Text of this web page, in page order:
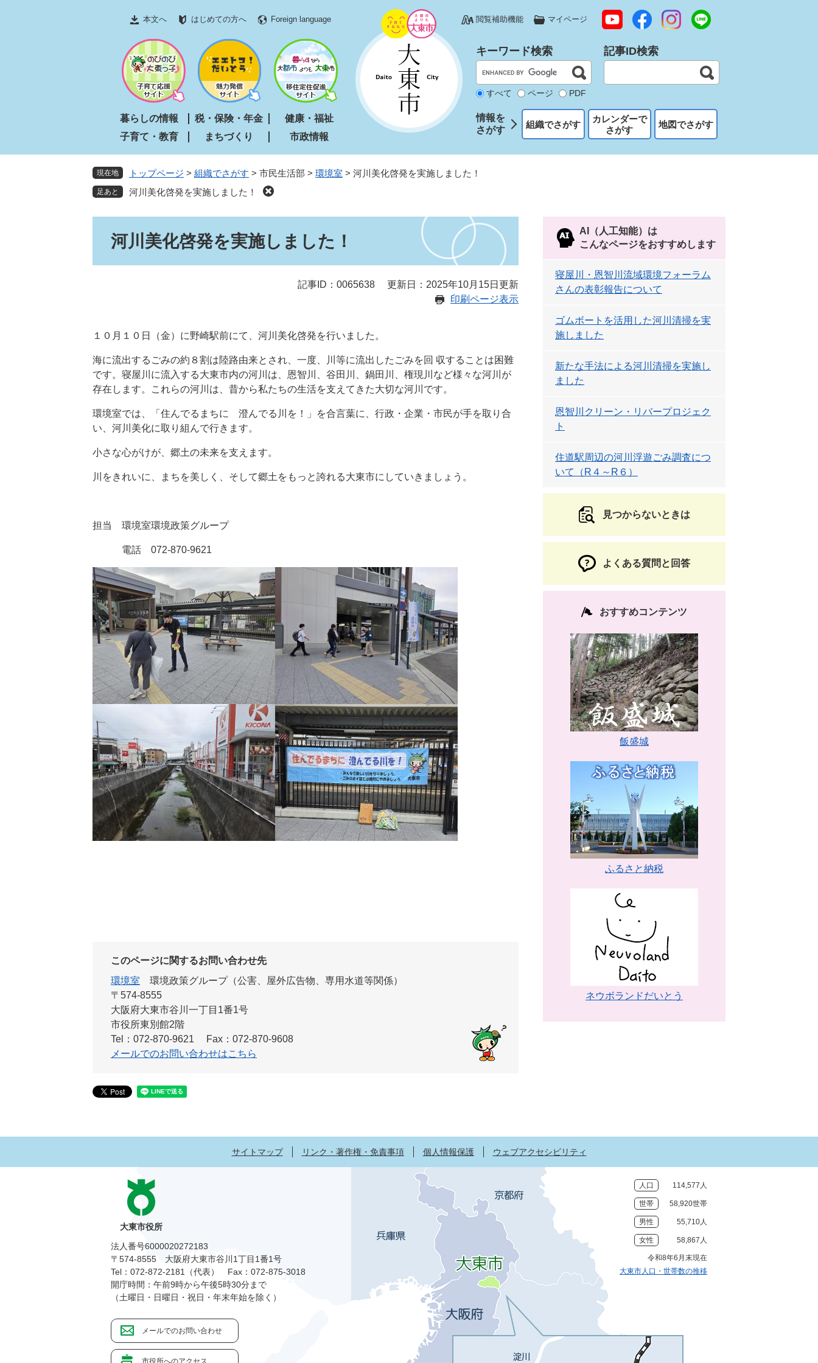
文
本文へ はじめての方へ Foreign language 閲覧補助機能 マイページ
暮らしの情報 税・保険・年金
健康・福祉
子育て・教育
まちづくり 市政情報
キーワード検索
すべて ページ PDF
記事ID検索
情報を
さがす
組織でさがす
カレンダーで
さがす
地図でさがす
現在地 トップページ > 組織でさがす > 市民生活部 > 環境室 > 河川美化啓発を実施しました！
河川美化啓発を実施しました！
河川美化啓発を実施しました！
記事ID：0065638
更新日：2025年10月15日更新
印刷ページ表示
１０月１０日（金）に野崎駅前にて、河川美化啓発を行いました。
海に流出するごみの約８割は陸路由来とされ、一度、川等に流出したごみを回 収することは困難
です。寝屋川に流入する大東市内の河川は、恩智川、谷田川、鍋田川、権現川など様々な河川が
存在します。これらの河川は、昔から私たちの生活を支えてきた大切な河川です。
環境室では、「住んでるまちに 澄んでる川を！」を合言葉に、行政・企業・市民が手を取り合
い、河川美化に取り組んで行きます。
小さな心がけが、郷土の未来を支えます。
川をきれいに、まちを美しく、そして郷土をもっと誇れる大東市にしていきましょう。
担当 環境室環境政策グループ
電話 072-870-9621
このページに関するお問い合わせ先
環境室
環境政策グループ（公害、屋外広告物、専用水道等関係）
〒574-8555
大阪府大東市谷川一丁目1番1号
市役所東別館2階
Tel：072-870-9621
Fax：072-870-9608
メールでのお問い合わせはこちら
AI（人工知能）は
こんなページをおすすめします
寝屋川・恩智川流域環境フォーラム
さんの表彰報告について
ゴムボートを活用した河川清掃を実
施しました
新たな手法による河川清掃を実施し
ました
恩智川クリーン・リバープロジェク
ト
住道駅周辺の河川浮遊ごみ調査につ
いて（R４～R６）
見つからないときは
よくある質問と回答
おすすめコンテンツ
飯盛城
ふるさと納税
ネウボランドだいとう
サイトマップ リンク・著作権・免責事項 個人情報保護 ウェブアクセシビリティ
人口 114,577人
世帯 58,920世帯
男性 55,710人
女性 58,867人
令和8年6月末現在
大東市人口・世帯数の推移
大東市役所
法人番号6000020272183
〒574-8555 大阪府大東市谷川1丁目1番1号
Tel：072-872-2181（代表）
Fax：072-875-3018
開庁時間：午前9時から午後5時30分まで
（土曜日・日曜日・祝日・年末年始を除く）
メールでのお問い合わせ
市役所へのアクセス